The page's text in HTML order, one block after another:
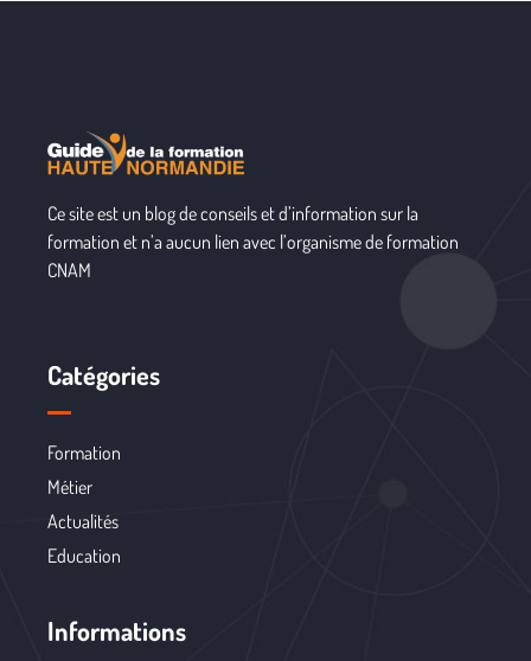
Ce site est un blog de conseils et d’information sur la
formation et n’a aucun lien avec l’organisme de formation
CNAM
Catégories
Formation
Métier
Actualités
Education
Informations